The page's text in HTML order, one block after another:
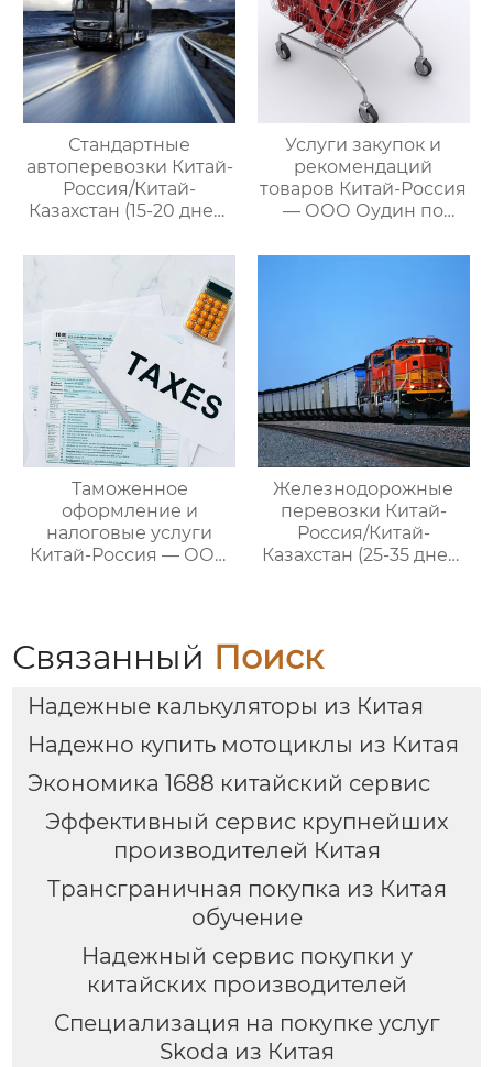
Стандартные
автоперевозки Китай-
Россия/Китай-
Казахстан (15-20 дней)
управлению
международными
цепями поставок
Услуги закупок и
рекомендаций
товаров Китай-Россия
— ООО Оудин по
международными
Таможенное
оформление и
налоговые услуги
Китай-Россия — ООО
Железнодорожные
перевозки Китай-
Россия/Китай-
Казахстан (25-35 дней)
Связанный Поиск
Надежные калькуляторы из Китая
Надежно купить мотоциклы из Китая
Экономика 1688 китайский сервис
Эффективный сервис крупнейших
производителей Китая
Трансграничная покупка из Китая
обучение
Надежный сервис покупки у
китайских производителей
Специализация на покупке услуг
Skoda из Китая